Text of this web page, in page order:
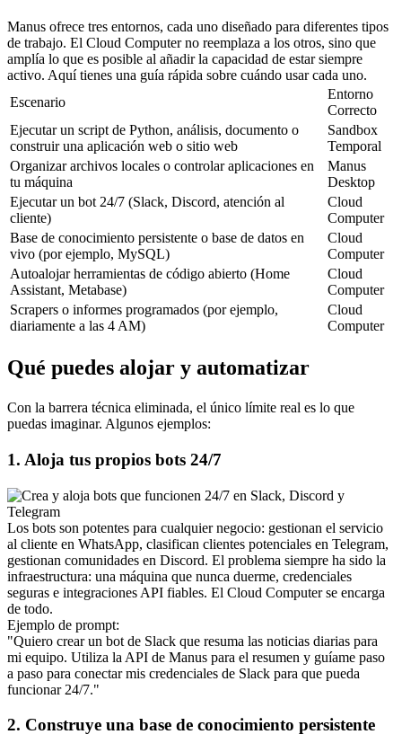
Manus ofrece tres entornos, cada uno diseñado para diferentes tipos
de trabajo. El Cloud Computer no reemplaza a los otros, sino que
amplía lo que es posible al añadir la capacidad de estar siempre
activo. Aquí tienes una guía rápida sobre cuándo usar cada uno.
Escenario
Entorno
Correcto
Ejecutar un script de Python, análisis, documento o
construir una aplicación web o sitio web
Sandbox
Temporal
Organizar archivos locales o controlar aplicaciones en
tu máquina
Manus
Desktop
Ejecutar un bot 24/7 (Slack, Discord, atención al
cliente)
Cloud
Computer
Base de conocimiento persistente o base de datos en
vivo (por ejemplo, MySQL)
Cloud
Computer
Autoalojar herramientas de código abierto (Home
Assistant, Metabase)
Cloud
Computer
Scrapers o informes programados (por ejemplo,
diariamente a las 4 AM)
Cloud
Computer
Qué puedes alojar y automatizar
Con la barrera técnica eliminada, el único límite real es lo que
puedas imaginar. Algunos ejemplos:
1. Aloja tus propios bots 24/7
Los bots son potentes para cualquier negocio: gestionan el servicio
al cliente en WhatsApp, clasifican clientes potenciales en Telegram,
gestionan comunidades en Discord. El problema siempre ha sido la
infraestructura: una máquina que nunca duerme, credenciales
seguras e integraciones API fiables. El Cloud Computer se encarga
de todo.
Ejemplo de prompt:
"Quiero crear un bot de Slack que resuma las noticias diarias para
mi equipo. Utiliza la API de Manus para el resumen y guíame paso
a paso para conectar mis credenciales de Slack para que pueda
funcionar 24/7."
2. Construye una base de conocimiento persistente